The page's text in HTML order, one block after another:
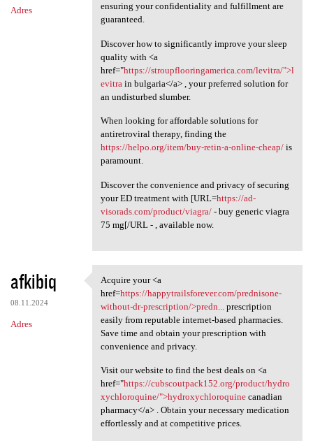
Adres
ensuring your confidentiality and fulfillment are
guaranteed.
Discover how to significantly improve your sleep
quality with <a
href="https://stroupflooringamerica.com/levitra/">l
evitra in bulgaria</a> , your preferred solution for
an undisturbed slumber.
When looking for affordable solutions for
antiretroviral therapy, finding the
https://helpo.org/item/buy-retin-a-online-cheap/is
paramount.
Discover the convenience and privacy of securing
your ED treatment with [URL=https://ad-
visorads.com/product/viagra/- buy generic viagra
75 mg[/URL - , available now.
afkibiq
08.11.2024
Adres
Acquire your <a href=https:/
Acquire your <a
href=https://happytrailsforever.com/prednisone-
without-dr-prescription/>predn...
prescription
easily from reputable internet-based pharmacies.
Save time and obtain your prescription with
convenience and privacy.
Visit our website to find the best deals on <a
href="https://cubscoutpack152.org/product/hydro
xychloroquine/">hydroxychloroquinecanadian
pharmacy</a> . Obtain your necessary medication
effortlessly and at competitive prices.